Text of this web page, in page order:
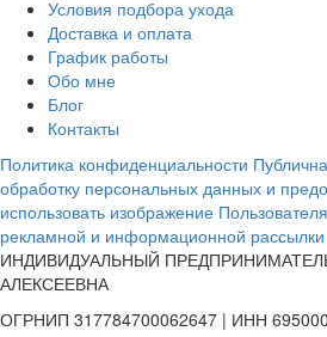
Условия подбора ухода
Доставка и оплата
График работы
Обо мне
Блог
Контакты
Политика конфиденциальности
обработку персональных данных и
использовать изображение Пользователя
рекламной и информационной рассылки
ИНДИВИДУАЛЬНЫЙ
АЛЕКСЕЕВНА
ОГРНИП 317784700062647 | ИНН